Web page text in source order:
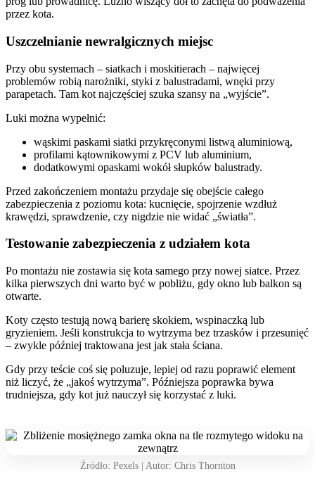
przez kota.
Uszczelnianie newralgicznych miejsc
Przy obu systemach – siatkach i moskitierach – najwięcej
problemów robią narożniki, styki z balustradami, wnęki przy
parapetach. Tam kot najczęściej szuka szansy na „wyjście”.
Luki można wypełnić:
wąskimi paskami siatki przykręconymi listwą aluminiową,
profilami kątownikowymi z PCV lub aluminium,
dodatkowymi opaskami wokół słupków balustrady.
Przed zakończeniem montażu przydaje się obejście całego
zabezpieczenia z poziomu kota: kucnięcie, spojrzenie wzdłuż
krawędzi, sprawdzenie, czy nigdzie nie widać „światła”.
Testowanie zabezpieczenia z udziałem kota
Po montażu nie zostawia się kota samego przy nowej siatce. Przez
kilka pierwszych dni warto być w pobliżu, gdy okno lub balkon są
otwarte.
Koty często testują nową barierę skokiem, wspinaczką lub
gryzieniem. Jeśli konstrukcja to wytrzyma bez trzasków i przesunięć
– zwykle później traktowana jest jak stała ściana.
Gdy przy teście coś się poluzuje, lepiej od razu poprawić element
niż liczyć, że „jakoś wytrzyma”. Późniejsza poprawka bywa
trudniejsza, gdy kot już nauczył się korzystać z luki.
Źródło: Pexels | Autor: Chris Thornton